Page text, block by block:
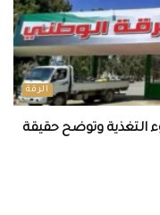
الرقة
التغذية وتوضح حقيقة